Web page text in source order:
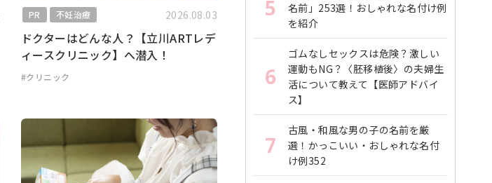
PR 不妊治療 2026.08.03
ドクターはどんな人？【立川ARTレデ
ィースクリニック】へ潜入！
#クリニック
5
名前」253選！おしゃれな名付け例
を紹介
6
ゴムなしセックスは危険？激しい
運動もNG？〈胚移植後〉の夫婦生
活について教えて【医師アドバイ
ス】
7
古風・和風な男の子の名前を厳
選！かっこいい・おしゃれな名付
け例352